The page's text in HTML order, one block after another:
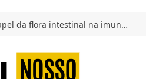
Intestino saudável, cão feliz: o papel da flora intestinal na imunidade canina